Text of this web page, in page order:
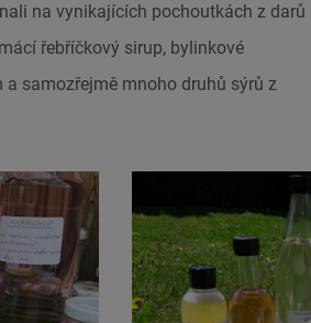
na vynikajících pochoutkách z darů
řebříčkový sirup, bylinkové
samozřejmě mnoho druhů sýrů z